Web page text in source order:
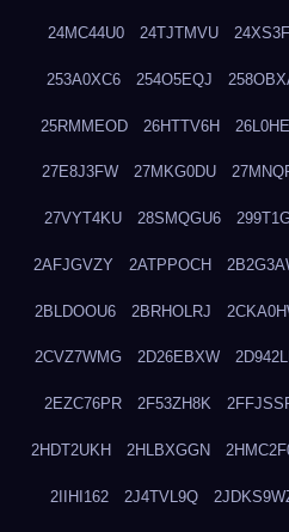
24MC44U0 24TJTMVU
253A0XC6 254O5EQJ
25RMMEOD 26HTTV6H
27E8J3FW 27MKG0DU
27VYT4KU 28SMQGU6
2AFJGVZY 2ATPPOCH
2BLDOOU6 2BRHOLRJ
2CVZ7WMG 2D26EBXW
2EZC76PR 2F53ZH8K
2HDT2UKH 2HLBXGGN
2IIHI162 2J4TVL9Q